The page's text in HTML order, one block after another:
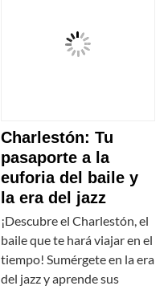
Charlestón: Tu
pasaporte a la
euforia del baile y
la era del jazz
¡Descubre el Charlestón, el
baile que te hará viajar en el
tiempo! Sumérgete en la era
del jazz y aprende sus